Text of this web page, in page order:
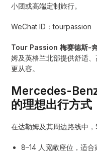
小团或高端定制旅行。
WeChat ID：tourpassion
Tour Passion 梅赛德斯-
姆及英格兰北部提供舒适
更从容。
Mercedes-
的理想出行方式
在达勒姆及其周边路线中
8–14 人宽敞座位，适合